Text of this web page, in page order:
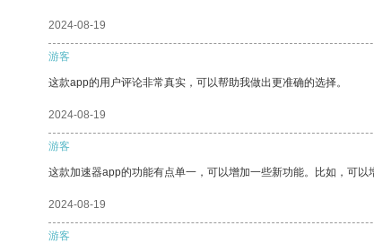
2024-08-19
游客
这款app的用户评论非常真实，可以帮助我做出更准确的选择。
2024-08-19
游客
这款加速器app的功能有点单一，可以增加一些新功能。比如，可
2024-08-19
游客